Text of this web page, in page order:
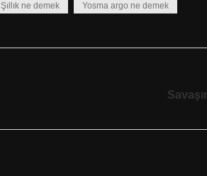
Şıllık ne demek Yosma argo ne demek